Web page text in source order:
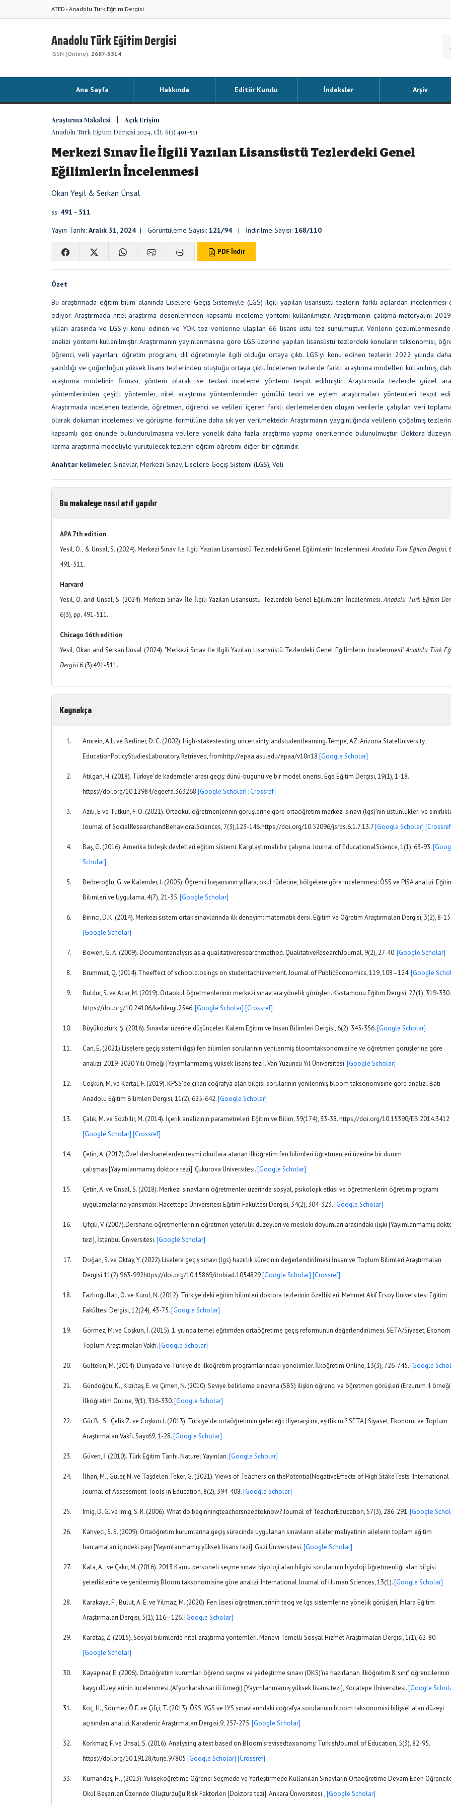
ATED - Anadolu Türk Eğitim Dergisi
Anadolu Türk Eğitim Dergisi
ISSN (Online): 2687-5314
Ana Sayfa Hakkında Editör Kurulu İndeksler Arşiv
Araştırma Makalesi | Açık Erişim
Anadolu Türk Eğitim Dergisi 2024, Clt. 6(3) 491-511
Merkezi Sınav İle İlgili Yazılan Lisansüstü Tezlerdeki Genel
Eğilimlerin İncelenmesi
Okan Yeşil & Serkan Ünsal
ss. 491 - 511
Yayın Tarihi: Aralık 31, 2024 | Görüntüleme Sayısı: 121/94 | İndirilme Sayısı: 168/110
PDF İndir
Özet
Bu araştırmada eğitim bilim alanında Liselere Geçiş Sistemiyle (LGS) ilgili yapılan lisansüstü tezlerin farklı açılardan incelenmesi
ediyor. Araştırmada nitel araştırma desenlerinden kapsamlı inceleme yöntemi kullanılmıştır. Araştırmanın çalışma materyalini
yılları arasında ve LGS'yi konu edinen ve YÖK tez verilerine ulaşılan 66 lisans üstü tez sunulmuştur. Verilerin
analizi yöntemi kullanılmıştır. Araştırmanın yayınlanmasına göre LGS üzerine yapılan lisansüstü tezlerdeki konuların taksonomisi,
öğrenci, veli yayınları, öğretim programı, dil öğretimiyle ilgili olduğu ortaya çıktı. LGS'yi konu edinen tezlerin 2022 yılında
yazıldığı ve çoğunluğun yüksek lisans tezlerinden oluştuğu ortaya çıktı. İncelenen tezlerde farklı araştırma modelleri kullanılmış,
araştırma modelinin firması, yöntem olarak ise tedavi inceleme yöntemi tespit edilmiştir. Araştırmada tezlerde güzel
yöntemlerinden çeşitli yöntemler, nitel araştırma yöntemlerinden gömülü teori ve eylem araştırmaları yöntemleri tespit
Araştırmada incelenen tezlerde, öğretmen, öğrenci ve velileri içeren farklı derlemelerden oluşan verilerle çalışılan veri
olarak doküman incelemesi ve görüşme formülüne daha sık yer verilmektedir. Araştırmanın yaygınlığında velilerin çoğalmış
kapsamlı göz önünde bulundurulmasına velilere yönelik daha fazla araştırma yapma önerilerinde bulunulmuştur. Doktora
karma araştırma modeliyle yürütülecek tezlerin eğitim öğretimi diğer bir eğitimdir.
Anahtar kelimeler: Sınavlar, Merkezi Sınav, Liselere Geçiş Sistemi (LGS), Veli
Bu makaleye nasıl atıf yapılır
APA 7th edition
Yesil, O., & Unsal, S. (2024). Merkezi Sınav İle İlgili Yazılan Lisansüstü Tezlerdeki Genel Eğilimlerin İncelenmesi.Anadolu Türk Eğitim Dergisi,
491-511.
Harvard
Yesil, O. and Unsal, S. (2024). Merkezi Sınav İle İlgili Yazılan Lisansüstü Tezlerdeki Genel Eğilimlerin İncelenmesi.Anadolu Türk Eğitim
6(3), pp. 491-511.
Chicago 16th edition
Yesil, Okan and Serkan Unsal (2024). "Merkezi Sınav İle İlgili Yazılan Lisansüstü Tezlerdeki Genel Eğilimlerin İncelenmesi".Anadolu Türk
Dergisi6 (3):491-511.
Kaynakça
Amrein, A.L. ve Berliner, D. C. (2002). High-stakestesting, uncertainty, andstudentlearning.Tempe, AZ: Arizona StateUniversity,
EducationPolicyStudiesLaboratory. Retrieved, fromhttp://epaa.asu.edu/epaa/v10n18 [Google Scholar]
Atılgan, H. (2018). Türkiye’de kademeler arası geçiş: dünü-bugünü ve bir model önerisi. Ege Eğitim Dergisi, 19(1), 1-18.
https://doi.org/10.12984/egeefd.363268 [Google Scholar] [Crossref]
Azili, E ve Tutkun, F. Ö. (2021). Ortaokul öğretmenlerinin görüşlerine göre ortaöğretim merkezi sınavı (lgs)’nin üstünlükleri ve
Journal of SocialResearchandBehavioralSciences, 7(3),123-146.https://doi.org/10.52096/jsrbs.6.1.7.13.7[Google Scholar]
Baş, G. (2016). Amerika birleşik devletleri eğitim sistemi: Karşılaştırmalı bir çalışma. Journal of EducationalScience, 1(1), 63-93.
Scholar]
Berberoğlu, G. ve Kalender, İ. (2005). Öğrenci başarısının yıllara, okul türlerine, bölgelere göre incelenmesi: ÖSS ve PISA analizi.
Bilimleri ve Uygulama, 4(7), 21-35.[Google Scholar]
Birinci, D.K. (2014). Merkezi sistem ortak sınavlarında ilk deneyim: matematik dersi. Eğitim ve Öğretim Araştırmaları Dergisi, 3(2), 8-15.
[Google Scholar]
Bowen, G. A. (2009). Documentanalysis as a qualitativeresearchmethod. QualitativeResearchJournal, 9(2), 27-40.[Google Scholar]
Brummet, Q. (2014).Theeffect of schoolclosings on studentachievement. Journal of PublicEconomics, 119, 108–124.[Google
Buldur, S. ve Acar, M. (2019). Ortaokul öğretmenlerinin merkezi sınavlara yönelik görüşleri. Kastamonu Eğitim Dergisi, 27(1), 319-330.
https://doi.org/10.24106/kefdergi.2546.[Google Scholar] [Crossref]
Büyüköztürk, Ş. (2016). Sınavlar üzerine düşünceler. Kalem Eğitim ve İnsan Bilimleri Dergisi, 6(2). 345-356.[Google Scholar]
Can, E. (2021).Liselere geçiş sistemi (lgs) fen bilimleri sorularının yenilenmiş bloomtaksonomisi’ne ve öğretmen görüşlerine göre
analizi: 2019-2020 Yılı Örneği [Yayımlanmamış yüksek lisans tezi]. Van Yüzüncü Yıl Üniversitesi.[Google Scholar]
Coşkun, M. ve Kartal, F. (2019). KPSS’de çıkan coğrafya alan bilgisi sorularının yenilenmiş bloom taksonomisine göre analizi. Batı
Anadolu Eğitim Bilimleri Dergisi, 11(2), 625-642.[Google Scholar]
Çalık, M. ve Sözbilir, M. (2014). İçerik analizinin parametreleri. Eğitim ve Bilim, 39(174), 33-38. https://doi.org/10.15390/EB.2014.3412
[Google Scholar] [Crossref]
Çetin, A. (2017).Özel dershanelerden resmi okullara atanan ilköğretim fen bilimleri öğretmenleri üzerine bir durum
çalışması[Yayımlanmamış doktora tezi]. Çukurova Üniversitesi.[Google Scholar]
Çetin, A. ve Ünsal, S. (2018). Merkezi sınavların öğretmenler üzerinde sosyal, psikolojik etkisi ve öğretmenlerin öğretim programı
uygulamalarına yansıması. Hacettepe Üniversitesi Eğitim Fakültesi Dergisi, 34(2), 304-323.[Google Scholar]
Çifçili, V. (2007).Dershane öğretmenlerinin öğretmen yeterlilik düzeyleri ve mesleki doyumları arasındaki ilişki [Yayımlanmamış
tezi], İstanbul Üniversitesi.[Google Scholar]
Doğan, S. ve Oktay, Y. (2022).Liselere geçiş sınavı (lgs) hazırlık sürecinin değerlendirilmesi.İnsan ve Toplum Bilimleri Araştırmaları
Dergisi.11(2),963-992https://doi.org/10.15869/itobiad.1054829[Google Scholar] [Crossref]
Fazlıoğulları, O. ve Kurul, N. (2012). Türkiye’deki eğitim bilimleri doktora tezlerinin özellikleri. Mehmet Akif Ersoy Üniversitesi Eğitim
Fakültesi Dergisi, 12(24), 43-75.[Google Scholar]
Görmez, M. ve Coşkun, İ. (2015). 1. yılında temel eğitimden ortaöğretime geçiş reformunun değerlendirilmesi. SETA/Siyaset,
Toplum Araştırmaları Vakfı.[Google Scholar]
Gültekin, M. (2014). Dünyada ve Türkiye’de ilköğretim programlarındaki yönelimler. İlköğretim Online, 13(3), 726-745.[Google
Gündoğdu, K., Kızıltaş, E. ve Çimen, N. (2010). Seviye belirleme sınavına (SBS) ilişkin öğrenci ve öğretmen görüşleri (Erzurum il
İlköğretim Online, 9(1), 316-330.[Google Scholar]
Gür B., S., Çelik Z. ve Coşkun İ. (2013). Türkiye’de ortaöğretimin geleceği: Hiyerarşi mi, eşitlik mi? SETA | Siyaset, Ekonomi ve Toplum
Araştırmaları Vakfı. Sayı:69, 1-28.[Google Scholar]
Güven, İ. (2010). Türk Eğitim Tarihi. Naturel Yayınları.[Google Scholar]
İlhan, M., Güler, N. ve Taşdelen Teker, G. (2021). Views of Teachers on thePotentialNegativeEffects of High StakeTests .International
Journal of Assessment Tools in Education, 8(2), 394-408.[Google Scholar]
Imig, D. G. ve Imig, S. R. (2006). What do beginningteachersneedtoknow? Journal of TeacherEducation, 57(3), 286-291.[Google
Kahveci, S. S. (2009). Ortaöğretim kurumlarına geçiş sürecinde uygulanan sınavların aileler maliyetinin ailelerin toplam eğitim
harcamaları içindeki payı [Yayımlanmamış yüksek lisans tezi]. Gazi Üniversitesi.[Google Scholar]
Kala, A., ve Çakır, M. (2016). 2013 Kamu personeli seçme sınavı biyoloji alan bilgisi sorularının biyoloji öğretmenliği alan bilgisi
yeterliklerine ve yenilenmiş Bloom taksonomisine göre analizi. International Journal of Human Sciences, 13(1).[Google Scholar]
Karakaya, F., Bulut, A. E. ve Yılmaz, M. (2020). Fen lisesi öğretmenlerinin teog ve lgs sistemlerine yönelik görüşleri, Ihlara Eğitim
Araştırmaları Dergisi, 5(1), 116–126.[Google Scholar]
Karataş, Z. (2015). Sosyal bilimlerde nitel araştırma yöntemleri. Manevi Temelli Sosyal Hizmet Araştırmaları Dergisi, 1(1), 62-80.
[Google Scholar]
Kayapınar, E. (2006). Ortaöğretim kurumları öğrenci seçme ve yerleştirme sınavı (OKS)’na hazırlanan ilköğretim 8. sınıf öğrencilerinin
kaygı düzeylerinin incelenmesi (Afyonkarahisar ili örneği) [Yayımlanmamış yüksek lisans tezi], Kocatepe Üniversitesi.[Google
Koç, H., Sönmez Ö.F. ve Çifçi, T. (2013). ÖSS, YGS ve LYS sınavlarındaki coğrafya sorularının bloom taksonomisi bilişsel alan düzeyi
açısından analizi, Karadeniz Araştırmaları Dergisi,9, 257-275.[Google Scholar]
Korkmaz, F. ve Ünsal, S. (2016). Analysing a test based on Bloom’srevisedtaxonomy. TurkishJournal of Education, 5(3), 82-95.
https://doi.org/10.19128/turje.97805 [Google Scholar] [Crossref]
Kumandaş, H., (2013). Yükseköğretime Öğrenci Seçmede ve Yerleştirmede Kullanılan Sınavların Ortaöğretime Devam Eden
Okul Başarıları Üzerinde Oluşturduğu Risk Faktörleri [Doktora tezi]. Ankara Üniversitesi.,[Google Scholar]